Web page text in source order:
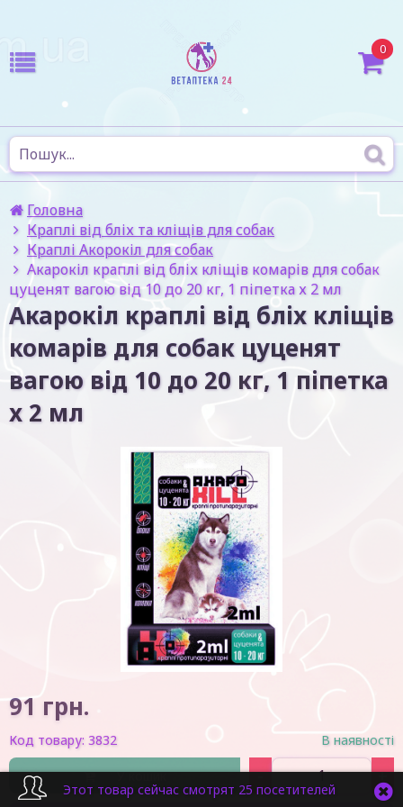
0
Головна
Краплі від бліх та кліщів для собак
Краплі Акорокіл для собак
Акарокіл краплі від бліх кліщів комарів для собак
цуценят вагою від 10 до 20 кг, 1 піпетка х 2 мл
Акарокіл краплі від бліх кліщів
комарів для собак цуценят
вагою від 10 до 20 кг, 1 піпетка
х 2 мл
91 грн.
Код товару: 3832 В наявності
У кошик - +
Этот товар сейчас смотрят 25 посетителей